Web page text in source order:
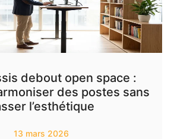
debout open space :
des postes sans
l’esthétique
13 mars 2026